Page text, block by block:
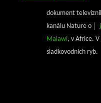
dokument
kanálu Nature o
Malawi, v Africe.
sladkovodních ryb.